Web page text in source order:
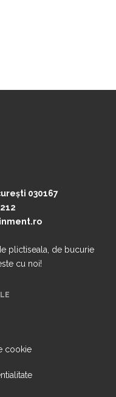
030167
plictiseala, de bucurie
cu noi!
cookie